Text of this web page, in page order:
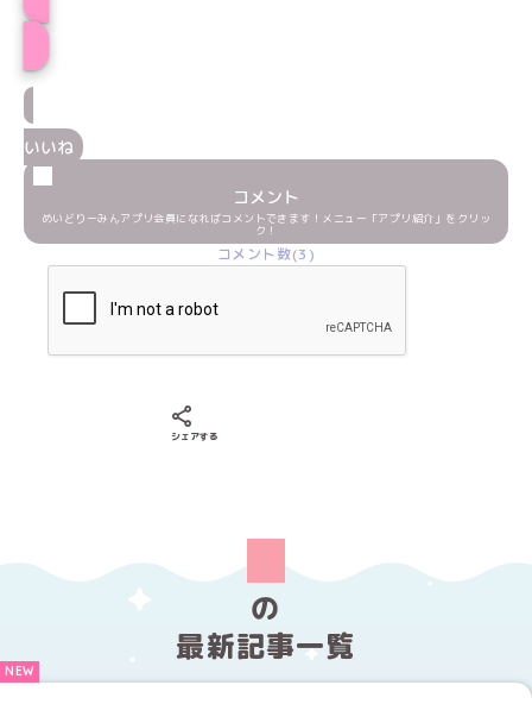
いいね
コメント
めいどりーみんアプリ会員になればコメントできます！メニュー「アプリ紹介」をクリッ
ク！
コメント数(3)
シェアする
の
最新記事一覧